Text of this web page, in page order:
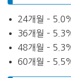
24개월 –
36개월 –
48개월 –
60개월 –